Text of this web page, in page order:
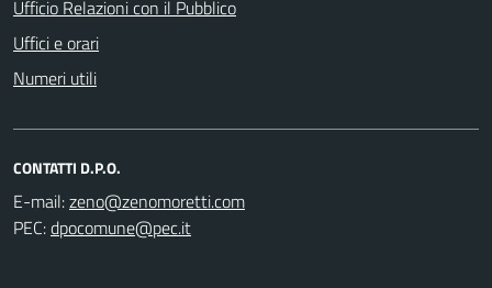
Ufficio Relazioni con il Pubblico
Uffici e orari
Numeri utili
CONTATTI D.P.O.
E-mail:
PEC: